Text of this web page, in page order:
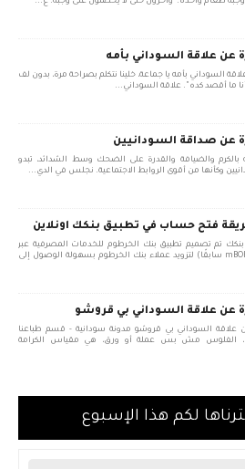
طعام واحدة. وأخرون حتى لا يحصلون على وجبة. ع...
عن علاقة السوداني بأمه
السوداني بأمه يا جماعة، خلينا نتكلم بصراحة مرة، بدون لف
ما أقصد كده". علاقة السوداني...
عن صداقة السودانيين
والضيافة والقدرة على الضحك وسط الشدائد، تبدو
وكأنها من أقوى الروابط الاجتماعية. نجلس في الدي...
فتح حساب في تطبيق بنكك اونلاين
تم تصميم تطبيق بنك الخرطوم للخدمات المصرفية عبر
الهاتف المتحرك (mBOK سابقًا) لتزويد عملاء بنك الخرطوم بسهولة الوصول إلى
عن علاقة السوداني بي قروشو
علاقة السوداني بي قروشو مدونة سودانية - قسم طباعنا
الفلوس مش بس عملة أو ورق، هي مقياس الكرامة
لكم هذا الإسبوع